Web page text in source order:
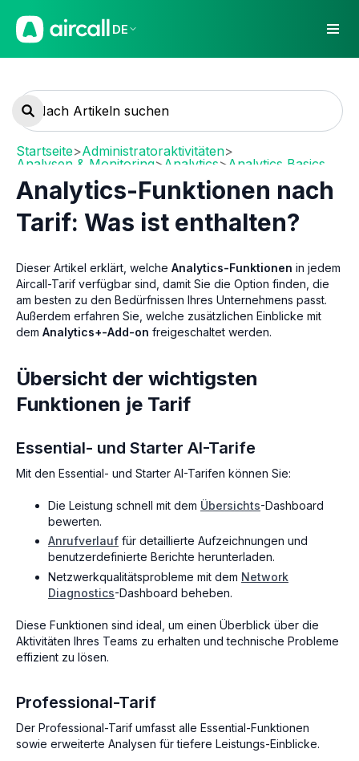
DE
Startseite>Administratoraktivitäten>
Analysen & Monitoring> Analytics> Analytics Basics
Analytics-Funktionen nach
Tarif: Was ist enthalten?
Dieser Artikel erklärt, welche Analytics-Funktionen in jedem
Aircall-Tarif verfügbar sind, damit Sie die Option finden, die
am besten zu den Bedürfnissen Ihres Unternehmens passt.
Außerdem erfahren Sie, welche zusätzlichen Einblicke mit
dem Analytics+-Add-on freigeschaltet werden.
Übersicht der wichtigsten
Funktionen je Tarif
Essential- und Starter AI-Tarife
Mit den Essential- und Starter AI-Tarifen können Sie:
Die Leistung schnell mit dem Übersichts-Dashboard
bewerten.
Anrufverlauf für detaillierte Aufzeichnungen und
benutzerdefinierte Berichte herunterladen.
Netzwerkqualitätsprobleme mit dem Network
Diagnostics-Dashboard beheben.
Diese Funktionen sind ideal, um einen Überblick über die
Aktivitäten Ihres Teams zu erhalten und technische Probleme
effizient zu lösen.
Professional-Tarif
Der Professional-Tarif umfasst alle Essential-Funktionen
sowie erweiterte Analysen für tiefere Leistungs-Einblicke.